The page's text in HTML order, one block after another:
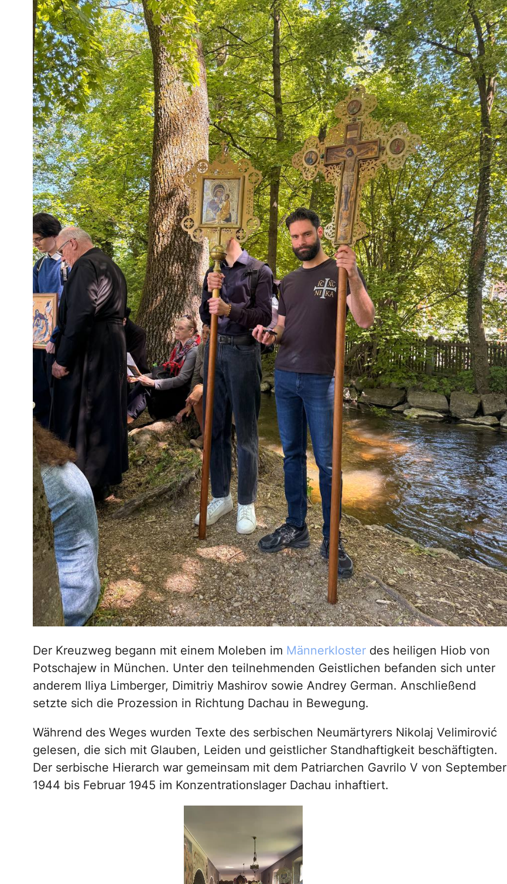
Der Kreuzweg begann mit einem Moleben im Männerklosterdes heiligen Hiob von
Potschajew in München. Unter den teilnehmenden Geistlichen befanden sich unter
anderem Iliya Limberger, Dimitriy Mashirov sowie Andrey German. Anschließend
setzte sich die Prozession in Richtung Dachau in Bewegung.
Während des Weges wurden Texte des serbischen Neumärtyrers Nikolaj Velimirović
gelesen, die sich mit Glauben, Leiden und geistlicher Standhaftigkeit beschäftigten.
Der serbische Hierarch war gemeinsam mit dem Patriarchen Gavrilo V von September
1944 bis Februar 1945 im Konzentrationslager Dachau inhaftiert.